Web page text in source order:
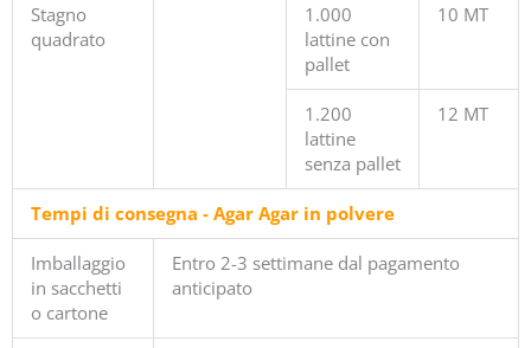
Stagno
quadrato
1.000
lattine con
pallet
10 MT
1.200
lattine
senza pallet
12 MT
Tempi di consegna - Agar Agar in polvere
Imballaggio
in sacchetti
o cartone
Entro 2-3 settimane dal pagamento
anticipato